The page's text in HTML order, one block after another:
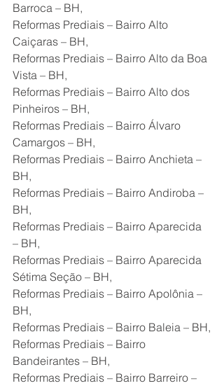
Barroca – BH,
Reformas Prediais – Bairro Alto
Caiçaras – BH,
Reformas Prediais – Bairro Alto da Boa
Vista – BH,
Reformas Prediais – Bairro Alto dos
Pinheiros – BH,
Reformas Prediais – Bairro Álvaro
Camargos – BH,
Reformas Prediais – Bairro Anchieta –
BH,
Reformas Prediais – Bairro Andiroba –
BH,
Reformas Prediais – Bairro Aparecida
– BH,
Reformas Prediais – Bairro Aparecida
Sétima Seção – BH,
Reformas Prediais – Bairro Apolônia –
BH,
Reformas Prediais – Bairro Baleia – BH,
Reformas Prediais – Bairro
Bandeirantes – BH,
Reformas Prediais – Bairro Barreiro –